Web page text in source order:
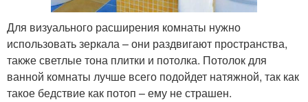
Для визуального расширения комнаты нужно
использовать зеркала – они раздвигают пространства,
также светлые тона плитки и потолка. Потолок для
ванной комнаты лучше всего подойдет натяжной, так как
такое бедствие как потоп – ему не страшен.